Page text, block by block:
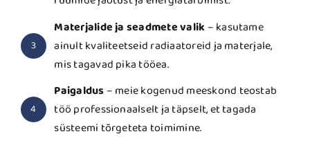
3
Materjalide ja seadmete valik – kasutame
ainult kvaliteetseid radiaatoreid ja materjale,
mis tagavad pika tööea.
4
Paigaldus – meie kogenud meeskond teostab
töö professionaalselt ja täpselt, et tagada
süsteemi tõrgeteta toimimine.